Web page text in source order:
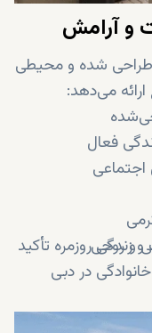
و آرامش
طراحی شده و محیطی
ارائه می‌دهد:
فعال
و روحی
زندگی روزمره تأکید
در دبی